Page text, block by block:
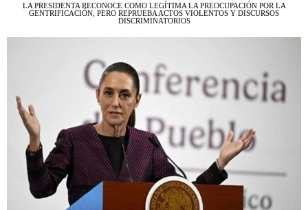
LA PRESIDENTA RECONOCE COMO LEGÍTIMA LA PREOCUPACIÓN POR LA
GENTRIFICACIÓN, PERO REPRUEBA ACTOS VIOLENTOS Y DISCURSOS
DISCRIMINATORIOS